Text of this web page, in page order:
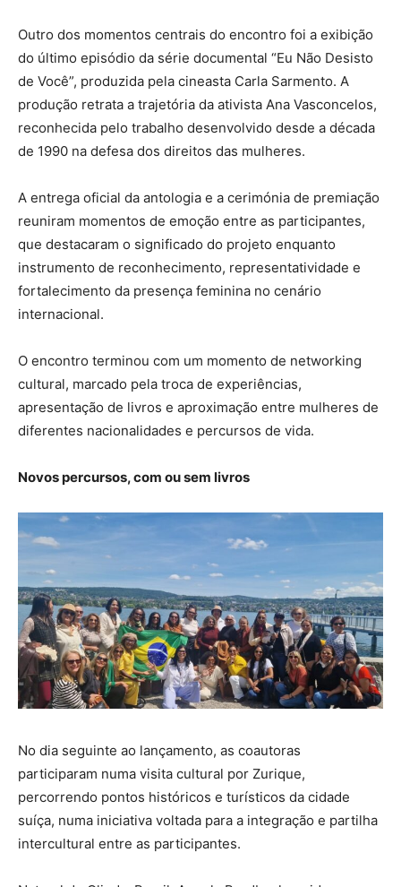
Outro dos momentos centrais do encontro foi a exibição
do último episódio da série documental “Eu Não Desisto
de Você”, produzida pela cineasta Carla Sarmento. A
produção retrata a trajetória da ativista Ana Vasconcelos,
reconhecida pelo trabalho desenvolvido desde a década
de 1990 na defesa dos direitos das mulheres.
A entrega oficial da antologia e a cerimónia de premiação
reuniram momentos de emoção entre as participantes,
que destacaram o significado do projeto enquanto
instrumento de reconhecimento, representatividade e
fortalecimento da presença feminina no cenário
internacional.
O encontro terminou com um momento de networking
cultural, marcado pela troca de experiências,
apresentação de livros e aproximação entre mulheres de
diferentes nacionalidades e percursos de vida.
Novos percursos, com ou sem livros
No dia seguinte ao lançamento, as coautoras
participaram numa visita cultural por Zurique,
percorrendo pontos históricos e turísticos da cidade
suíça, numa iniciativa voltada para a integração e partilha
intercultural entre as participantes.